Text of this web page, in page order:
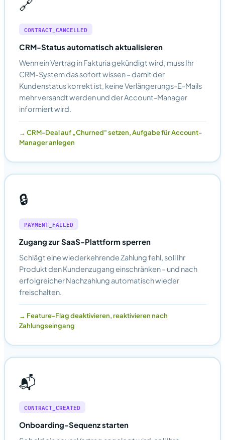
🔗
CONTRACT_CANCELLED
CRM-Status automatisch aktualisieren
Wenn ein Vertrag in Fakturia gekündigt wird, muss Ihr
CRM-System das sofort wissen – damit der
Kundenstatus korrekt ist, keine Verlängerungs-E-Mails
mehr versandt werden und der Account-Manager
informiert wird.
CRM-Deal auf „Churned" setzen, Aufgabe für Account-
Manager anlegen
🔒
PAYMENT_FAILED
Zugang zur SaaS-Plattform sperren
Schlägt eine wiederkehrende Zahlung fehl, soll Ihr
Produkt den Kundenzugang einschränken – und nach
erfolgreicher Nachzahlung automatisch wieder
freischalten.
Feature-Flag deaktivieren, reaktivieren nach
Zahlungseingang
📬
CONTRACT_CREATED
Onboarding-Sequenz starten